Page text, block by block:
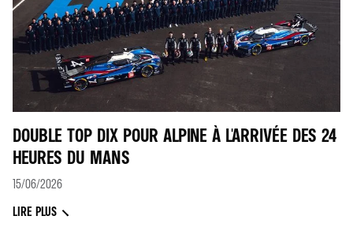
DOUBLE TOP DIX POUR ALPINE À L'ARRIVÉE DES 24
HEURES DU MANS
15/06/2026
LIRE PLUS